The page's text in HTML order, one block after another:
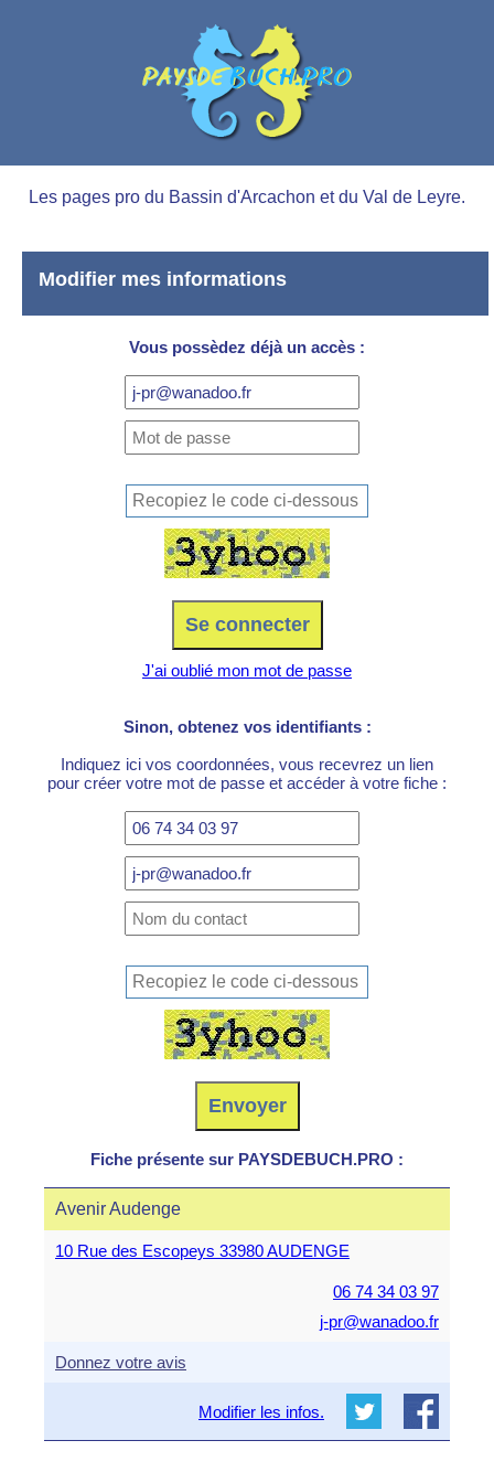
Les pages pro du Bassin d'Arcachon et du Val de Leyre.
Modifier mes informations
Vous possèdez déjà un accès :
J'ai oublié mon mot de passe
Sinon, obtenez vos identifiants :
Indiquez ici vos coordonnées, vous recevrez un lien
pour créer votre mot de passe et accéder à votre fiche :
Fiche présente sur PAYSDEBUCH.PRO :
Avenir Audenge
10 Rue des Escopeys 33980 AUDENGE
06 74 34 03 97
j-pr@wanadoo.fr
Donnez votre avis
Modifier les infos.